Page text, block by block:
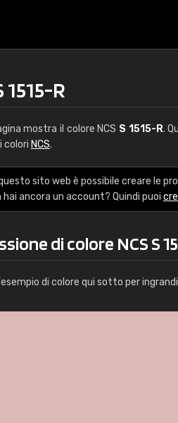
1515-R
mostra il colore NCS S 1515-R.
colori NCS.
sito web è possibile creare le
hai ancora un account? Quindi puoi
di colore NCS S
di colore qui sotto per